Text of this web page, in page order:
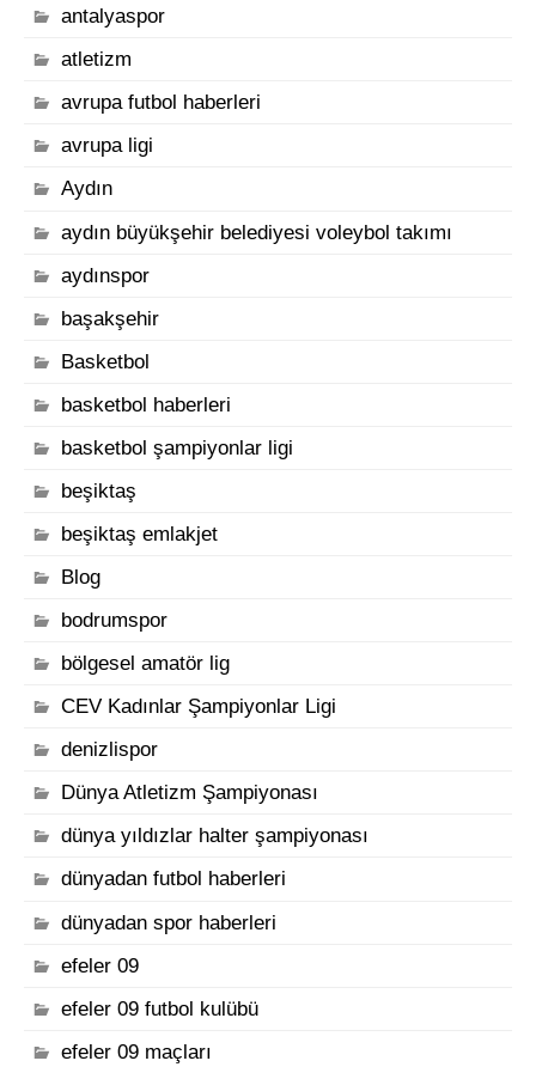
antalyaspor
atletizm
avrupa futbol haberleri
avrupa ligi
Aydın
aydın büyükşehir belediyesi voleybol takımı
aydınspor
başakşehir
Basketbol
basketbol haberleri
basketbol şampiyonlar ligi
beşiktaş
beşiktaş emlakjet
Blog
bodrumspor
bölgesel amatör lig
CEV Kadınlar Şampiyonlar Ligi
denizlispor
Dünya Atletizm Şampiyonası
dünya yıldızlar halter şampiyonası
dünyadan futbol haberleri
dünyadan spor haberleri
efeler 09
efeler 09 futbol kulübü
efeler 09 maçları